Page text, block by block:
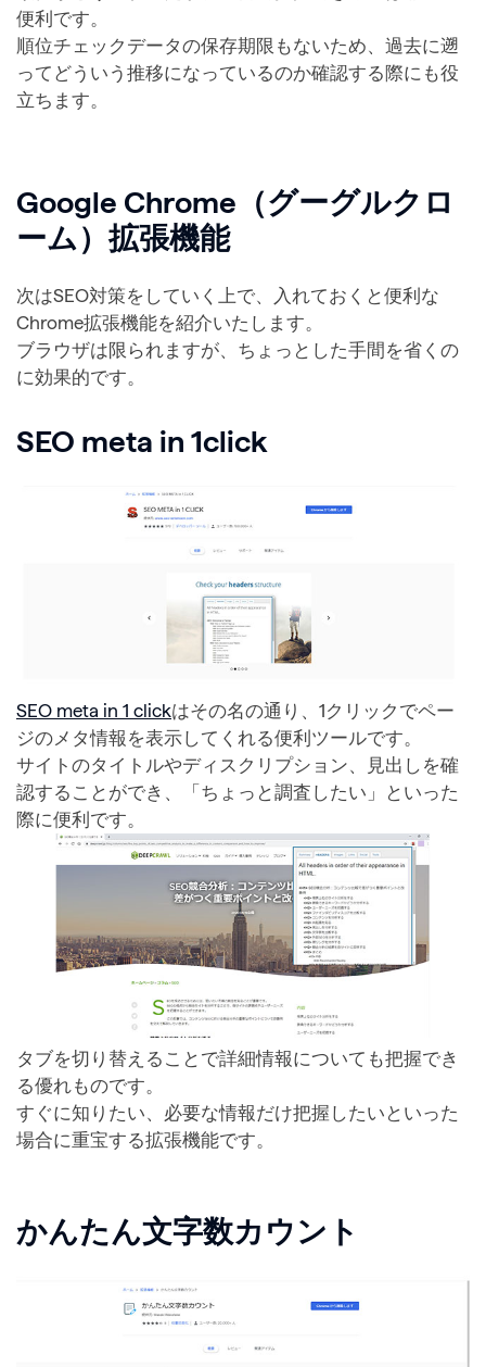
便利です。
順位チェックデータの保存期限もないため、過去に遡
ってどういう推移になっているのか確認する際にも役
立ちます。
Google Chrome（グーグルクロ
ーム）拡張機能
次はSEO対策をしていく上で、入れておくと便利な
Chrome拡張機能を紹介いたします。
ブラウザは限られますが、ちょっとした手間を省くの
に効果的です。
SEO meta in 1click
SEO meta in 1 clickはその名の通り、1クリックでペー
ジのメタ情報を表示してくれる便利ツールです。
サイトのタイトルやディスクリプション、見出しを確
認することができ、「ちょっと調査したい」といった
際に便利です。
タブを切り替えることで詳細情報についても把握でき
る優れものです。
すぐに知りたい、必要な情報だけ把握したいといった
場合に重宝する拡張機能です。
かんたん文字数カウント